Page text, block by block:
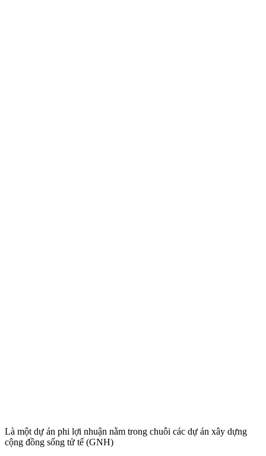
Là một dự án phi lợi nhuận nằm trong chuỗi các dự án xây dựng
cộng đồng sống tử tế (GNH)